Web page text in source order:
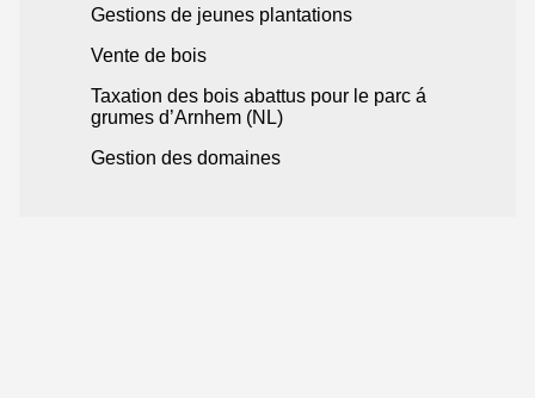
Gestions de jeunes plantations
Vente de bois
Taxation des bois abattus pour le parc á
grumes d’Arnhem (NL)
Gestion des domaines